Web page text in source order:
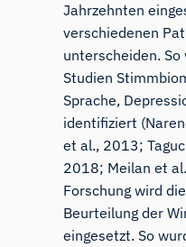
Jahrzehnten
verschiedenen
unterscheiden.
Studien
Sprache,
identifiziert (
et al., 2013;
2018; Meilan et
Forschung wird
Beurteilung der
eingesetzt. So